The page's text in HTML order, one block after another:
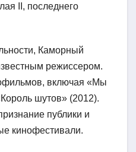
II, последнего
Каморный
режиссером.
включая «Мы
шутов» (2012).
публики и
кинофестивали.